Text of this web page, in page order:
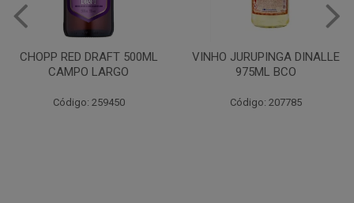
CHOPP RED DRAFT 500ML
CAMPO LARGO
Código: 259450
VINHO JURUPINGA DINALLE
975ML BCO
Código: 207785